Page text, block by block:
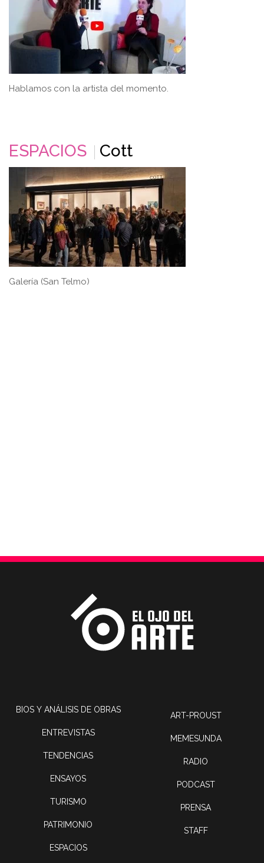
Hablamos con la artista del momento.
ESPACIOS Cott
Galería (San Telmo)
BIOS Y ANÁLISIS DE OBRAS
ENTREVISTAS
TENDENCIAS
ENSAYOS
TURISMO
PATRIMONIO
ESPACIOS
ART-PROUST
MEMESUNDA
RADIO
PODCAST
PRENSA
STAFF